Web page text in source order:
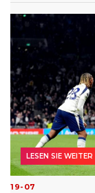
19-07
LESEN SIE WEITER